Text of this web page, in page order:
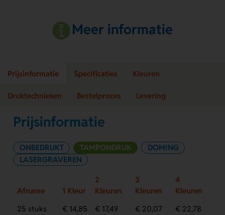
Meer informatie
Prijsinformatie Specificaties Kleuren
Druktechnieken Bestelproces Levering
Prijsinformatie
ONBEDRUKT TAMPONDRUK
DOMING
LASERGRAVEREN
Afname 1 Kleur
2
Kleuren
3
Kleuren
4
Kleuren
25 stuks
€ 14,85 € 17,49 € 20,07 € 22,78